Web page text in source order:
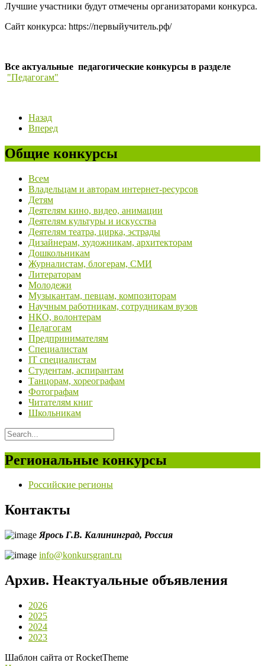
Лучшие участники будут отмечены организаторами конкурса.
Сайт конкурса: https://первыйучитель.рф/
Все актуальные педагогические конкурсы в разделе
"Педагогам"
Назад
Вперед
Общие конкурсы
Всем
Владельцам и авторам интернет-ресурсов
Детям
Деятелям кино, видео, анимации
Деятелям культуры и искусства
Деятелям театра, цирка, эстрады
Дизайнерам, художникам, архитекторам
Дошкольникам
Журналистам, блогерам, СМИ
Литераторам
Молодежи
Музыкантам, певцам, композиторам
Научным работникам, сотрудникам вузов
НКО, волонтерам
Педагогам
Предпринимателям
Специалистам
IT специалистам
Студентам, аспирантам
Танцорам, хореографам
Фотографам
Читателям книг
Школьникам
Региональные конкурсы
Российские регионы
Контакты
Ярось Г.В. Калининград, Россия
info@konkursgrant.ru
Архив. Неактуальные объявления
2026
2025
2024
2023
Шаблон сайта от RocketTheme